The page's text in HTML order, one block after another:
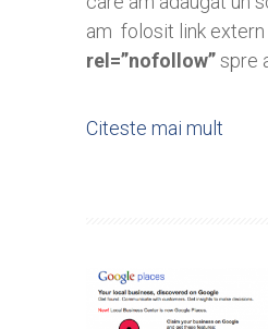
am folosit link
rel=”nofollow”spre
Citeste mai mult